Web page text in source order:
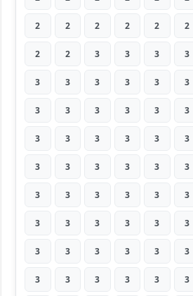
2 2 2 2 2 2
2 2 3 3 3 3
3 3 3 3 3 3
3 3 3 3 3 3
3 3 3 3 3 3
3 3 3 3 3 3
3 3 3 3 3 3
3 3 3 3 3 3
3 3 3 3 3 3
3 3 3 3 3 3